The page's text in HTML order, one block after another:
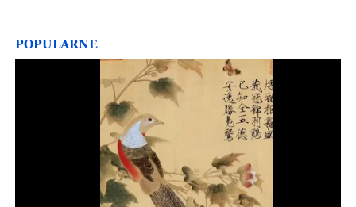
POPULARNE